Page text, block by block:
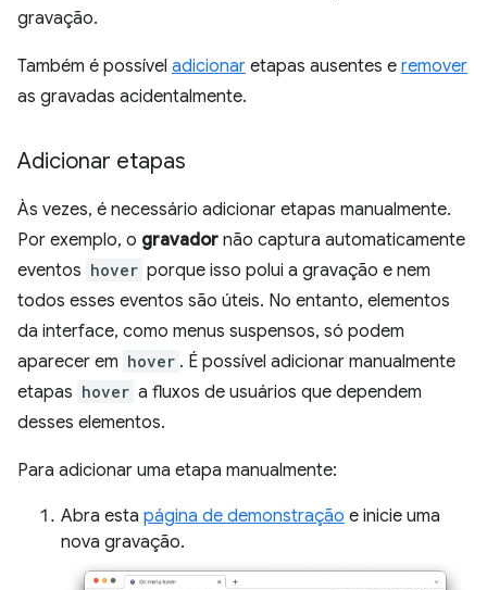
gravação.
Também é possível adicionar etapas ausentes e remover
as gravadas acidentalmente.
Adicionar etapas
Às vezes, é necessário adicionar etapas manualmente.
Por exemplo, o gravador não captura automaticamente
eventos hover porque isso polui a gravação e nem
todos esses eventos são úteis. No entanto, elementos
da interface, como menus suspensos, só podem
aparecer em hover . É possível adicionar manualmente
etapas hover a fluxos de usuários que dependem
desses elementos.
Para adicionar uma etapa manualmente:
Abra esta página de demonstração e inicie uma
nova gravação.